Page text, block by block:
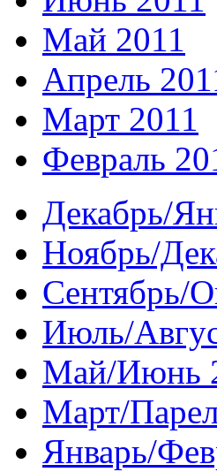
Май 2011
Апрель
Март 2011
Февраль
Декабрь/
Ноябрь/
Сентябрь/
Июль/
Май/Июнь
Март/
Январь/